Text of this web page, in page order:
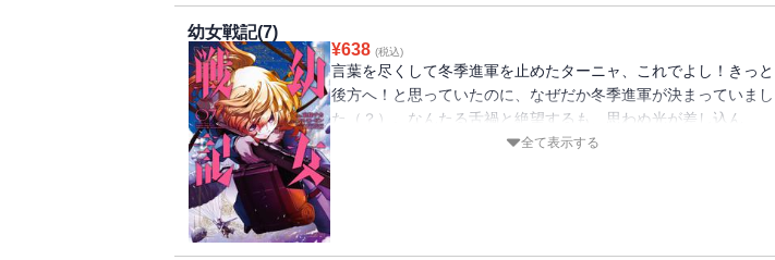
幼女戦記(7)
¥638 (税込)
言葉を尽くして冬季進軍を止めたターニャ、これでよし！きっと
後方へ！と思っていたのに、なぜだか冬季進軍が決まっていまし
た（？）。なんたる舌禍と絶望するも、思わぬ光が差し込ん
全て表示する